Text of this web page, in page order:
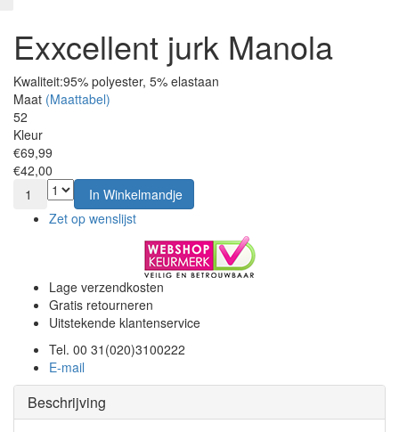
Exxcellent jurk Manola
Kwaliteit:95% polyester, 5% elastaan
Maat (Maattabel)
52
Kleur
€69,99
€42,00
1
In Winkelmandje
Zet op wenslijst
Lage verzendkosten
Gratis retourneren
Uitstekende klantenservice
Tel. 00 31(020)3100222
E-mail
Beschrijving